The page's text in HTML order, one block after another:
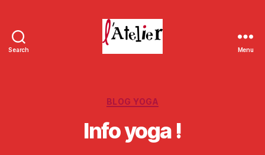
Search Menu
Categories
BLOG YOGA
Info yoga !